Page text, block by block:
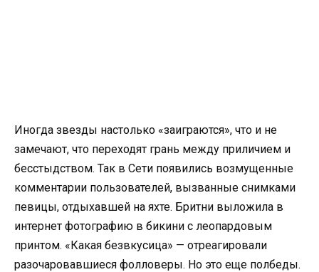
Иногда звезды настолько «заиграются», что и не
замечают, что переходят грань между приличием и
бесстыдством. Так в Сети появились возмущенные
комментарии пользователей, вызванные снимками
певицы, отдыхавшей на яхте. Бритни выложила в
интернет фотографию в бикини с леопардовым
принтом. «Какая безвкусица» — отреагировали
разочаровавшиеся фолловеры. Но это еще полбеды.